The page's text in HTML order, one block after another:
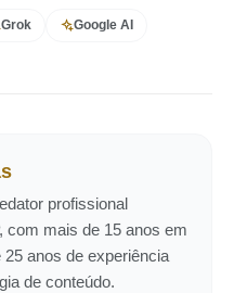
Grok Google AI
profissional
com mais de 15 anos em
25 anos de experiência
de conteúdo.